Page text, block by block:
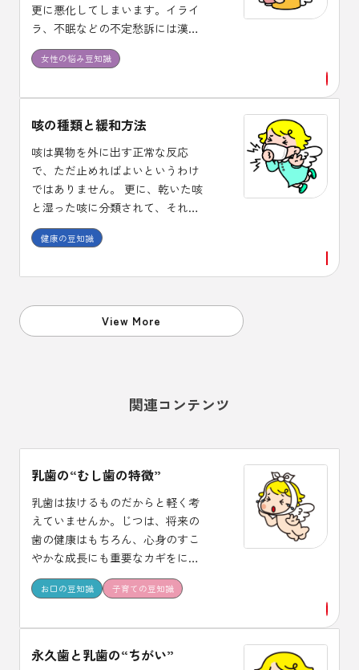
更に悪化してしまいます。イライ
ラ、不眠などの不定愁訴には漢方
治療が適しており、体質に合った
漢方薬を１ヶ月程度は継続して服
女性の悩み豆知識
咳の種類と緩和方法
咳は異物を外に出す正常な反応
で、ただ止めればよいというわけ
ではありません。 更に、乾いた咳
と湿った咳に分類されて、それぞ
れに使用する薬剤が異なります。
また、咳止め薬には中枢性と末梢
を使うと症状が悪化する場合があ
健康の豆知識
View More
関連コンテンツ
乳歯の“むし歯の特徴”
乳歯は抜けるものだからと軽く考
えていませんか。じつは、将来の
歯の健康はもちろん、心身のすこ
やかな成長にも重要なカギをにぎ
っています。 大切な乳歯をむし歯
から守るには、どんな点に気をつ
の子どもをもつお母さんの疑問に
花王の研究員がお答えしました。
お口の豆知識 子育ての豆知識
永久歯と乳歯の“ちがい”